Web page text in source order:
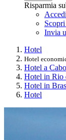
Risparmia
Accedi
Invia
Hotel
Hotel
Hotel a
Hotel in Rio
Hotel in
Hotel